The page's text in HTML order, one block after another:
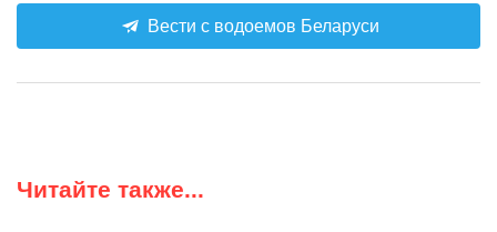
Вести с водоемов Беларуси
Читайте также...